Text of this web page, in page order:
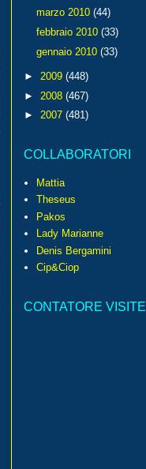
marzo 2010 (44)
febbraio 2010 (33)
gennaio 2010 (33)
► 2009 (448)
► 2008 (467)
► 2007 (481)
COLLABORATORI
Mattia
Theseus
Pakos
Lady Marianne
Denis Bergamini
Cip&Ciop
CONTATORE VISITE